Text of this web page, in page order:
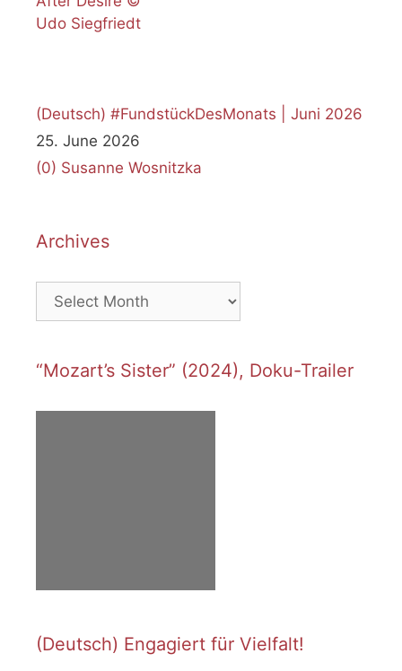
(Deutsch) #FundstückDesMonats | Juni 2026
25. June 2026
(0) Susanne Wosnitzka
Archives
Archives
“Mozart’s Sister” (2024), Doku-Trailer
(Deutsch) Engagiert für Vielfalt!